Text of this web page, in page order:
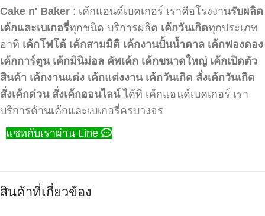
Cake n' Baker : เค้กแอนด์เบคเกอร์ เราคือโรงงานรับผลิต
เค้กและเบเกอรี่ทุกชนิด บริการผลิต เค้กวันเกิดทุกประเภท
อาทิ เค้กโฟโต้ เค้กสามมิติ เค้กงานปั้นน้ำตาล เค้กฟองดอง
เค้กการ์ตูน เค้กมินิม่อล คัพเค้ก เค้กขนาดใหญ่ เค้กเปิดตัว
สินค้า เค้กงานแต่ง เค้กแต่งงาน เค้กวันเกิด สั่งเค้กวันเกิด
สั่งเค้กด่วน สั่งเค้กออนไลน์ได้ที่ เค้กแอนด์เบคเกอร์ เรา
บริการด้านเค้กและเบเกอรี่ครบวงจร
แชทกับเราผ่าน Line
สินค้าที่เกี่ยวข้อง